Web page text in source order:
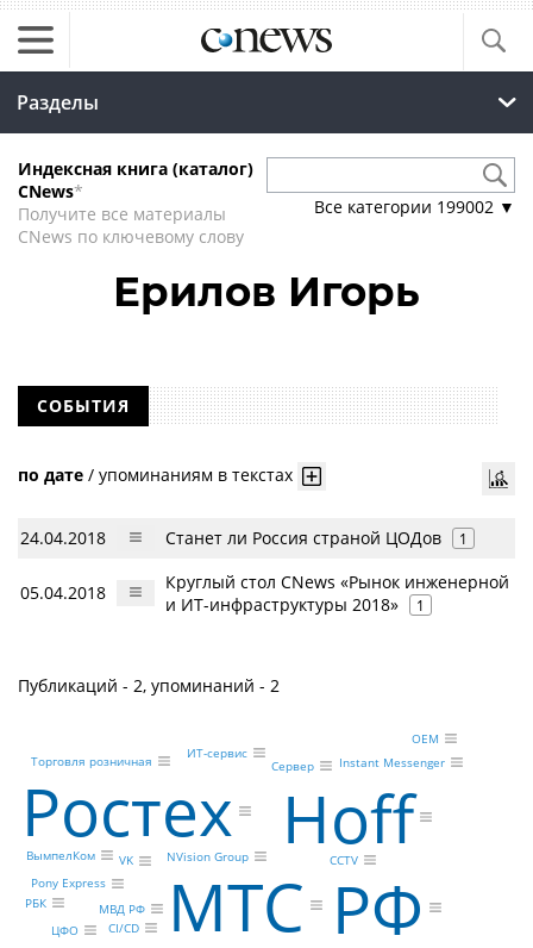
Разделы
Индексная книга (каталог)
CNews*
Получите все материалы
CNews по ключевому слову
Все категории 199002 ▼
Ерилов Игорь
СОБЫТИЯ
по дате / упоминаниям в текстах
24.04.2018 Станет ли Россия страной ЦОДов 1
05.04.2018
Круглый стол CNews «Рынок инженерной
и ИТ-инфраструктуры 2018»
1
Публикаций - 2, упоминаний - 2
МТС
Hoff
Ростех
РФ
NVision Group
ВымпелКом
VK
Pony Express
МВД РФ
CCTV
CI/CD
Instant Messenger
Сервер
ЦФО
ИТ-сервис
Торговля розничная
OEM
РБК